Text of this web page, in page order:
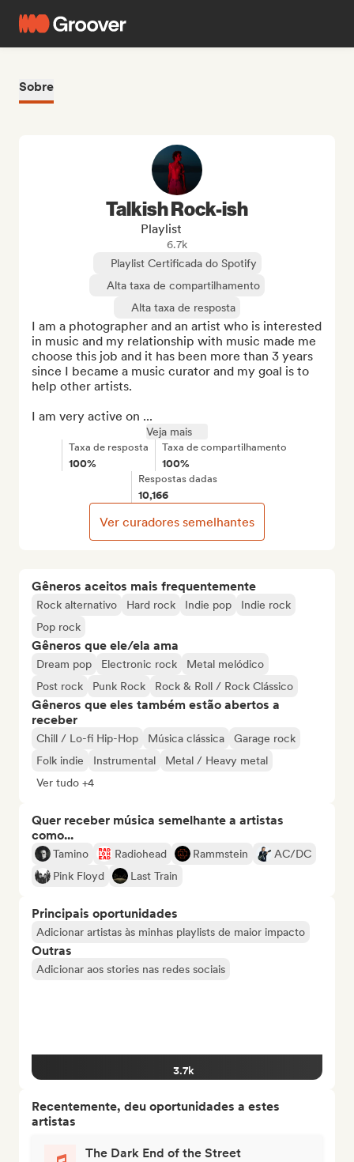
Sobre
Gêneros aceitos mais frequentemente
Rock alternativo Hard rock Indie pop
Indie rock
Pop rock
Gêneros que ele/ela ama
Dream pop Electronic rock
Metal melódico
Post rock
Punk Rock Rock & Roll / Rock Clássico
Gêneros que eles também estão abertos a
receber
Chill / Lo-fi Hip-Hop Música clássica
Garage rock
Folk indie
Instrumental
Metal / Heavy metal
Ver tudo +4
Quer receber música semelhante a artistas
como...
Tamino Radiohead Rammstein
AC/DC
Pink Floyd
Last Train
Principais oportunidades
Adicionar artistas às minhas playlists de maior impacto
Outras
Adicionar aos stories nas redes sociais
3.7k
Recentemente, deu oportunidades a estes
artistas
The Dark End of the Street
Talkish Rock-ish
Playlist
6.7k
Playlist Certificada do Spotify
Alta taxa de compartilhamento
Alta taxa de resposta
I am a photographer and an artist who is interested
in music and my relationship with music made me
choose this job and it has been more than 3 years
since I became a music curator and my goal is to
help other artists.
I am very active on ...
Veja mais
Taxa de resposta
100%
Taxa de compartilhamento
100%
Respostas dadas
10,166
Ver curadores semelhantes